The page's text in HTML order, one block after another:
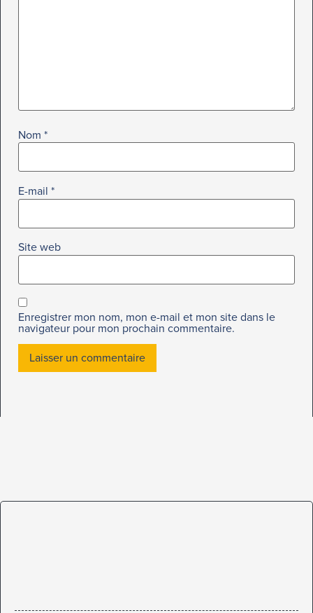
Nom *
E-mail *
Site web
Enregistrer mon nom, mon e-mail et mon site dans le
navigateur pour mon prochain commentaire.